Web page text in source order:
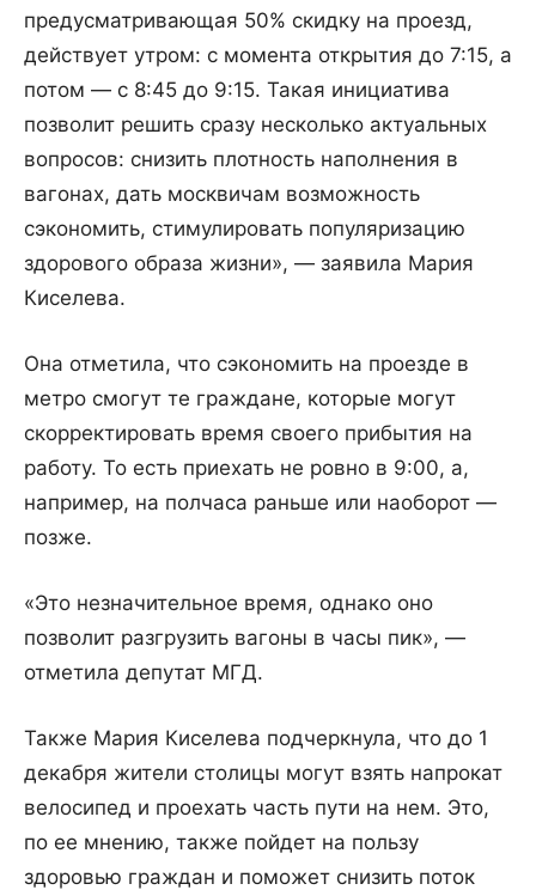
предусматривающая 50% скидку на проезд,
действует утром: с момента открытия до 7:15, а
потом — с 8:45 до 9:15. Такая инициатива
позволит решить сразу несколько актуальных
вопросов: снизить плотность наполнения в
вагонах, дать москвичам возможность
сэкономить, стимулировать популяризацию
здорового образа жизни», — заявила Мария
Киселева.
Она отметила, что сэкономить на проезде в
метро смогут те граждане, которые могут
скорректировать время своего прибытия на
работу. То есть приехать не ровно в 9:00, а,
например, на полчаса раньше или наоборот —
позже.
«Это незначительное время, однако оно
позволит разгрузить вагоны в часы пик», —
отметила депутат МГД.
Также Мария Киселева подчеркнула, что до 1
декабря жители столицы могут взять напрокат
велосипед и проехать часть пути на нем. Это,
по ее мнению, также пойдет на пользу
здоровью граждан и поможет снизить поток